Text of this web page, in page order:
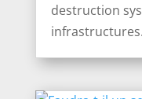
destruction